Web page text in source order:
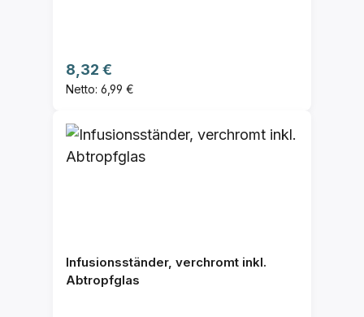
Regulärer Preis:
8,32 €
Netto: 6,99 €
Infusionsständer, verchromt inkl.
Abtropfglas